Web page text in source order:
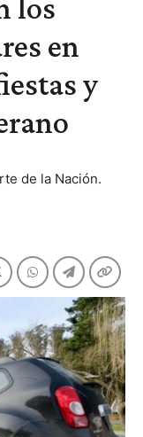
los
en
y
de la Nación.